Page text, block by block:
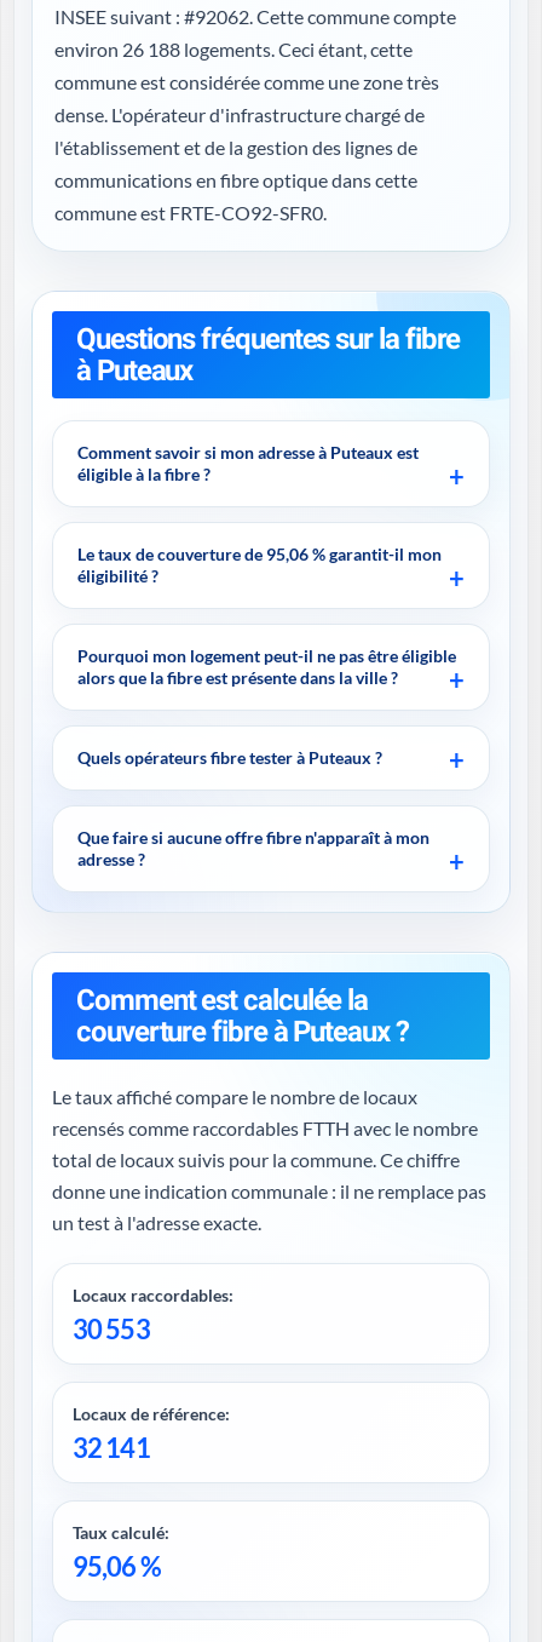
INSEE suivant : #92062. Cette commune compte
environ 26 188 logements. Ceci étant, cette
commune est considérée comme une zone très
dense. L'opérateur d'infrastructure chargé de
l'établissement et de la gestion des lignes de
communications en fibre optique dans cette
commune est FRTE-CO92-SFR0.
Questions fréquentes sur la fibre
à Puteaux
Comment savoir si mon adresse à Puteaux est
éligible à la fibre ?
Le taux de couverture de 95,06 % garantit-il mon
éligibilité ?
Pourquoi mon logement peut-il ne pas être éligible
alors que la fibre est présente dans la ville ?
Quels opérateurs fibre tester à Puteaux ?
Que faire si aucune offre fibre n'apparaît à mon
adresse ?
Comment est calculée la
couverture fibre à Puteaux ?
Le taux affiché compare le nombre de locaux
recensés comme raccordables FTTH avec le nombre
total de locaux suivis pour la commune. Ce chiffre
donne une indication communale : il ne remplace pas
un test à l'adresse exacte.
Locaux raccordables:
30 553
Locaux de référence:
32 141
Taux calculé:
95,06 %